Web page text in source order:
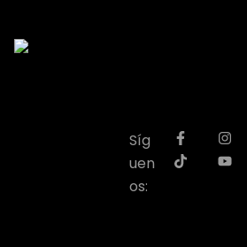
Síg
uen
os: